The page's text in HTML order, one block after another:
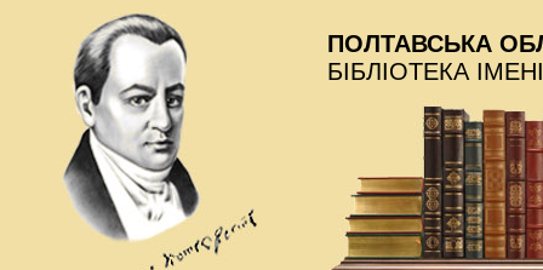
ПОЛТАВСЬКА
БІБЛІОТЕКА